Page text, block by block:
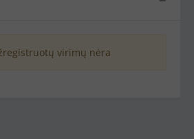
virimų nėra